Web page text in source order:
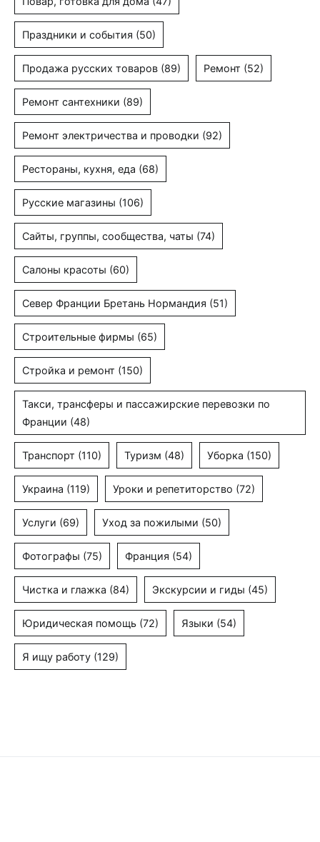
Праздники и события (50)
Продажа русских товаров (89) Ремонт (52)
Ремонт сантехники (89)
Ремонт электричества и проводки (92)
Рестораны, кухня, еда (68)
Русские магазины (106)
Сайты, группы, сообщества, чаты (74)
Салоны красоты (60)
Север Франции Бретань Нормандия (51)
Строительные фирмы (65)
Стройка и ремонт (150)
Такси, трансферы и пассажирские перевозки по
Франции (48)
Транспорт (110) Туризм (48) Уборка (150)
Украина (119) Уроки и репетиторство (72)
Услуги (69) Уход за пожилыми (50)
Фотографы (75) Франция (54)
Чистка и глажка (84) Экскурсии и гиды (45)
Юридическая помощь (72) Языки (54)
Я ищу работу (129)